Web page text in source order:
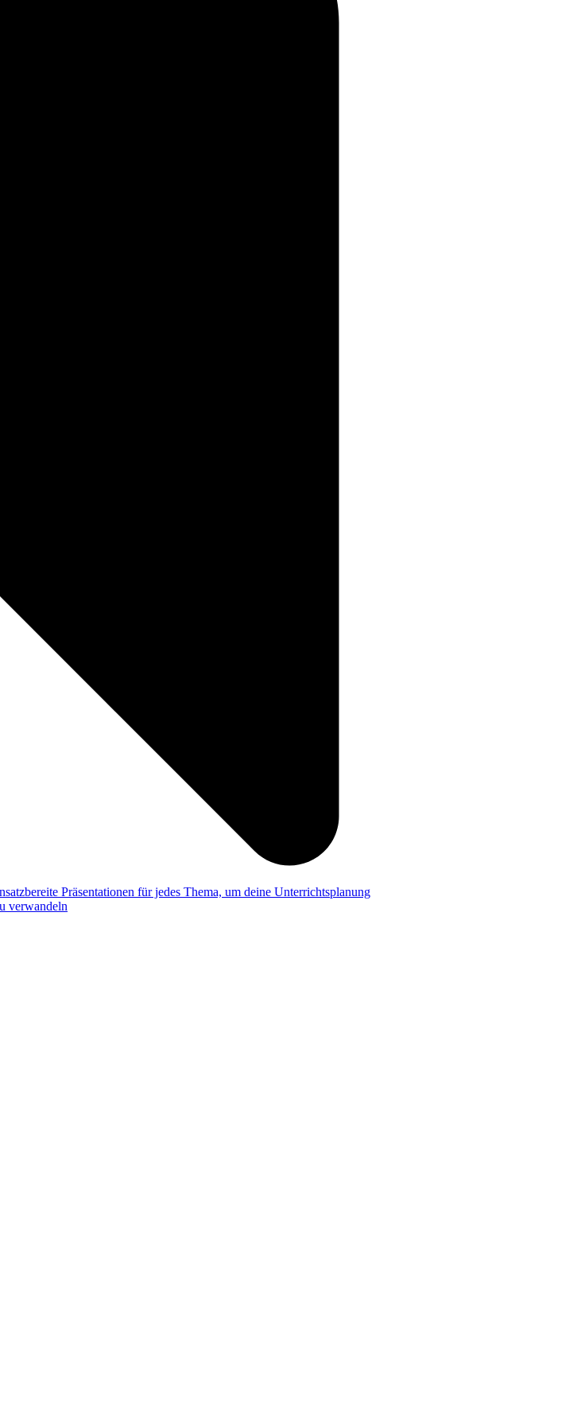
Präsentationen für jedes Thema, um deine Unterrichtsplanung
verwandeln